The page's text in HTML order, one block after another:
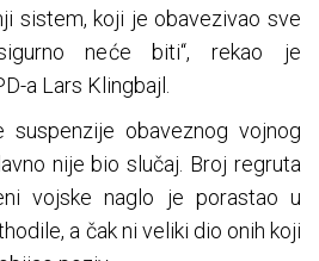
sistem, koji je obavezivao sve
neće biti“, rekao je
a Lars Klingbajl.
obaveznog vojnog
nije bio slučaj. Broj regruta
vojske naglo je porastao u
a čak ni veliki dio onih koji